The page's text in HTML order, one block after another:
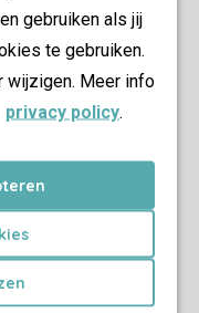
gebruiken als jij
te gebruiken.
wijzigen. Meer info
privacy policy.
terras